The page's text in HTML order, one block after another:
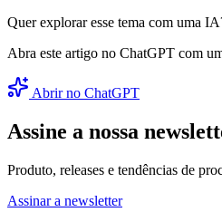
Quer explorar esse tema com uma
Abra este artigo no ChatGPT com
Abrir no ChatGPT
Assine a nossa
Produto, releases e tendências de
Assinar a newsletter